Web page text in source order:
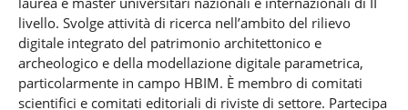
livello. Svolge attività di ricerca nell’ambito del rilievo
digitale integrato del patrimonio architettonico e
archeologico e della modellazione digitale parametrica,
particolarmente in campo HBIM. È membro di comitati
scientifici e comitati editoriali di riviste di settore. Partecipa